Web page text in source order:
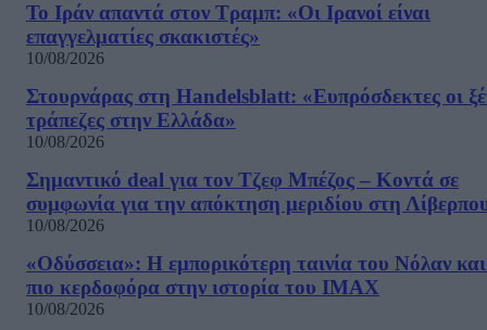
Το Ιράν απαντά στον Τραμπ: «Οι Ιρανοί είναι
επαγγελματίες σκακιστές»
10/08/2026
Στουρνάρας στη Handelsblatt: «Ευπρόσδεκτες οι
τράπεζες στην Ελλάδα»
10/08/2026
Σημαντικό deal για τον Τζεφ Μπέζος – Κοντά σε
συμφωνία για την απόκτηση μεριδίου στη
10/08/2026
«Οδύσσεια»: Η εμπορικότερη ταινία του Νόλαν
πιο κερδοφόρα στην ιστορία του IMAX
10/08/2026